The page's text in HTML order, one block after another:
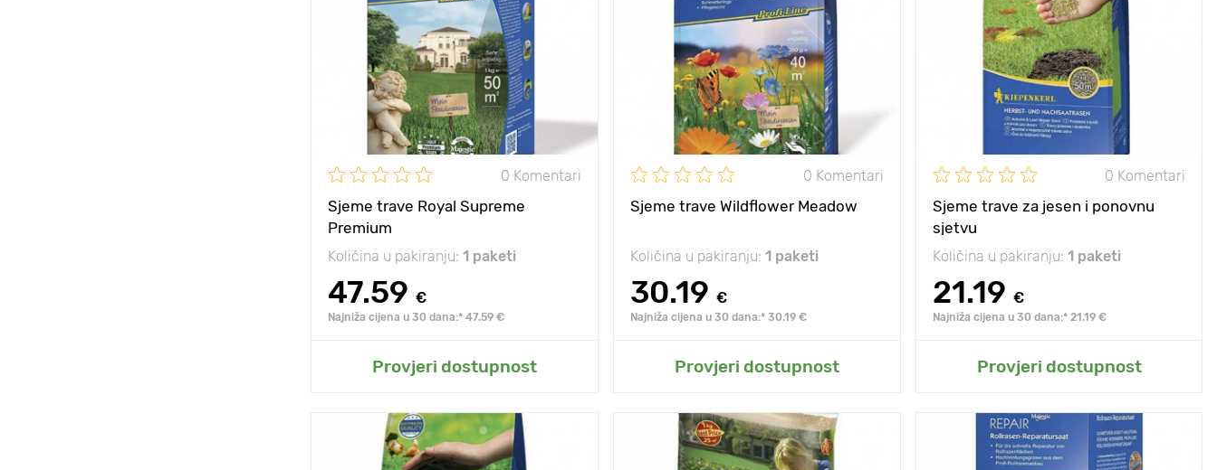
0 Komentari
Sjeme trave Royal Supreme
Premium
Količina u pakiranju: 1 paketi
47.59 €
Najniža cijena u 30 dana:* 47.59 €
Provjeri dostupnost
Visina biljke 10 - 20 cm
Razmak između
biljaka
5 х 5 cm
Sunce, polusjena sunce, polusjena
Dodaj u moj vrt
0 Komentari
Sjeme trave Wildflower Meadow
Količina u pakiranju: 1 paketi
30.19 €
Najniža cijena u 30 dana:* 30.19 €
Provjeri dostupnost
Visina biljke 10 - 20 cm
Razmak između
biljaka
5 х 5 cm
Sunce, polusjena sunce, polusjena
Dodaj u moj vrt
0 Komentari
Sjeme trave za jesen i ponovnu
sjetvu
Količina u pakiranju: 1 paketi
21.19 €
Najniža cijena u 30 dana:* 21.19 €
Provjeri dostupnost
Visina biljke 10 - 20 cm
Razmak između
Sunce, polusjena sunce, polusjena
Dodaj u moj vrt
Posebnosti
duga, upadljiva i
bogata cvatnja.
Posebnosti
duga, upadljiva i
bogata cvatnja.
Posebnosti
duga, upadljiva i
bogata cvatnja.